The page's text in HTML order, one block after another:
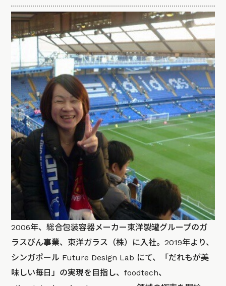
2006年、総合包装容器メーカー東洋製罐グループのガ
ラスびん事業、東洋ガラス（株）に入社。2019年より、
シンガポール Future Design Lab にて、「だれもが美
味しい毎日」の実現を目指し、foodtech、